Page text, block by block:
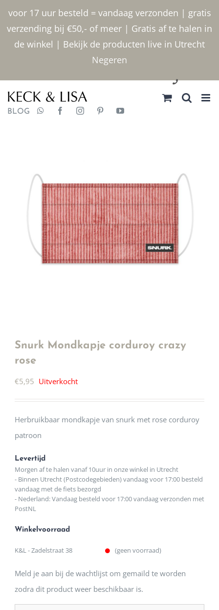
voor 17 uur besteld = vandaag verzonden | gratis
verzending bij €50,- of meer | Gratis af te halen in
de winkel | Bekijk de producten live in Utrecht
Negeren
inhoud
030 2400000
BLOG
Snurk Mondkapje corduroy crazy
rose
€5,95 Uitverkocht
Herbruikbaar mondkapje van snurk met rose corduroy
patroon
Levertijd
Morgen af te halen vanaf 10uur in onze winkel in Utrecht
- Binnen Utrecht (Postcodegebieden) vandaag voor 17:00 besteld
vandaag met de fiets bezorgd
- Nederland: Vandaag besteld voor 17:00 vandaag verzonden met
PostNL
Winkelvoorraad
K&L - Zadelstraat 38 (geen voorraad)
Meld je aan bij de wachtlijst om gemaild te worden
zodra dit product weer beschikbaar is.